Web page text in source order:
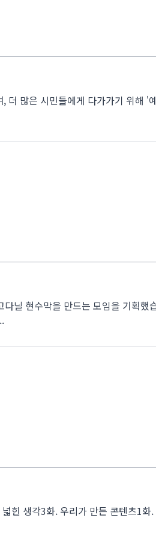
더 많은 시민들에게 다가가기 위해 '
닐 현수막을 만드는 모임을 기획했
힌 생각3화. 우리가 만든 콘텐츠1화